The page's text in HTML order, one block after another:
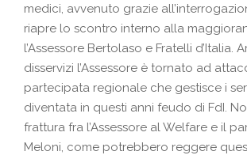
medici, avvenuto grazie
riapre lo scontro interno alla
l’Assessore Bertolaso e Fratelli d’Italia.
disservizi l’Assessore è tornato ad
partecipata regionale che gestisce i
diventata in questi anni feudo di FdI.
frattura fra l’Assessore al Welfare e il
Meloni, come potrebbero reggere